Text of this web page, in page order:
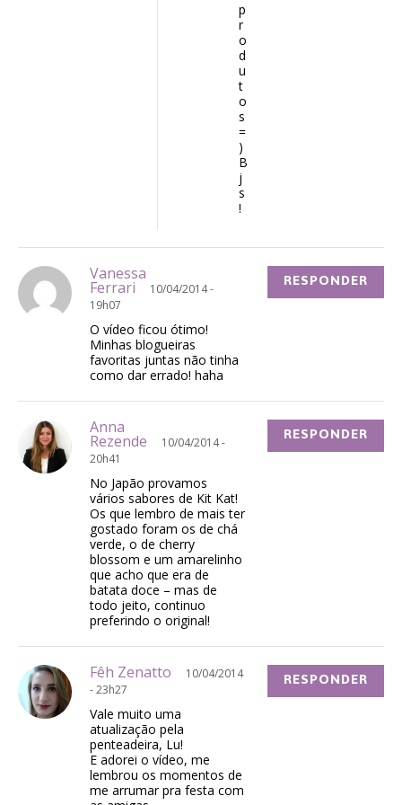
p
r
o
d
u
t
o
s
=
)
B
j
s
!
Vanessa
Ferrari
10/04/2014 -
19h07
O vídeo ficou ótimo!
Minhas blogueiras
favoritas juntas não tinha
como dar errado! haha
RESPONDER
Anna
Rezende
10/04/2014 -
20h41
No Japão provamos
vários sabores de Kit Kat!
Os que lembro de mais ter
gostado foram os de chá
verde, o de cherry
blossom e um amarelinho
que acho que era de
batata doce – mas de
todo jeito, continuo
preferindo o original!
RESPONDER
Fêh Zenatto
10/04/2014
- 23h27
Vale muito uma
atualização pela
penteadeira, Lu!
E adorei o vídeo, me
lembrou os momentos de
me arrumar pra festa com
RESPONDER